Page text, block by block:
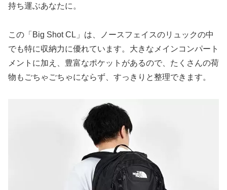
持ち運ぶあなたに。
この「Big Shot CL」は、ノースフェイスのリュックの中
でも特に収納力に優れています。大きなメインコンパート
メントに加え、豊富なポケットがあるので、たくさんの荷
物もごちゃごちゃにならず、すっきりと整理できます。